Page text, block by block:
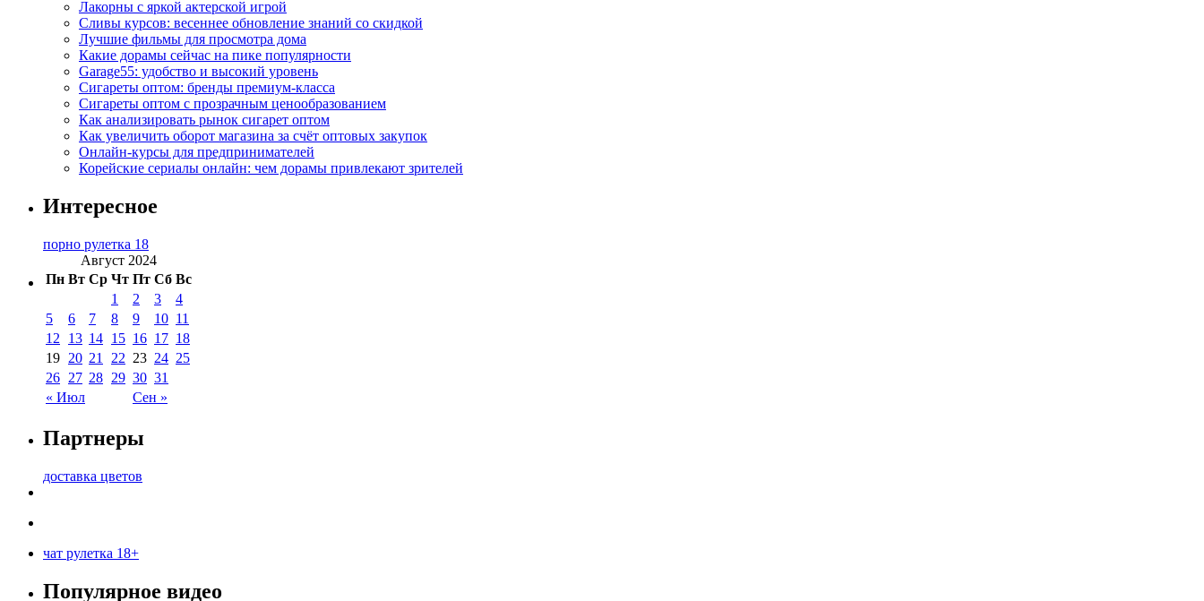
Лакорны с яркой актерской игрой
Сливы курсов: весеннее обновление знаний со скидкой
Лучшие фильмы для просмотра дома
Какие дорамы сейчас на пике популярности
Garage55: удобство и высокий уровень
Сигареты оптом: бренды премиум-класса
Сигареты оптом с прозрачным ценообразованием
Как анализировать рынок сигарет оптом
Как увеличить оборот магазина за счёт оптовых закупок
Онлайн-курсы для предпринимателей
Корейские сериалы онлайн: чем дорамы привлекают зрителей
Интересное
порно рулетка 18
Август 2024
Пн Вт Ср Чт Пт Сб Вс
« Июл Сен »
1 2 3
4
5
6 7 8 9 10 11
12
13 14 15 16 17 18
19 20 21 22 23 24 25
26 27 28 29 30 31
Партнеры
доставка цветов
чат рулетка 18+
Популярное видео